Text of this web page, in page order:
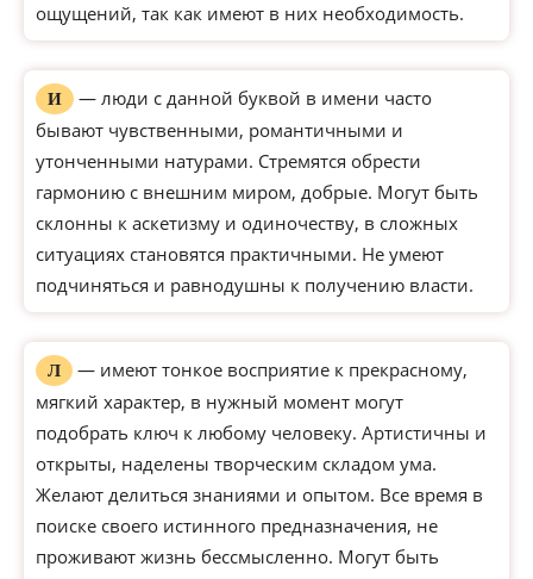
ощущений, так как имеют в них необходимость.
И
— люди с данной буквой в имени часто
бывают чувственными, романтичными и
утонченными натурами. Стремятся обрести
гармонию с внешним миром, добрые. Могут быть
склонны к аскетизму и одиночеству, в сложных
ситуациях становятся практичными. Не умеют
подчиняться и равнодушны к получению власти.
Л
— имеют тонкое восприятие к прекрасному,
мягкий характер, в нужный момент могут
подобрать ключ к любому человеку. Артистичны и
открыты, наделены творческим складом ума.
Желают делиться знаниями и опытом. Все время в
поиске своего истинного предназначения, не
проживают жизнь бессмысленно. Могут быть